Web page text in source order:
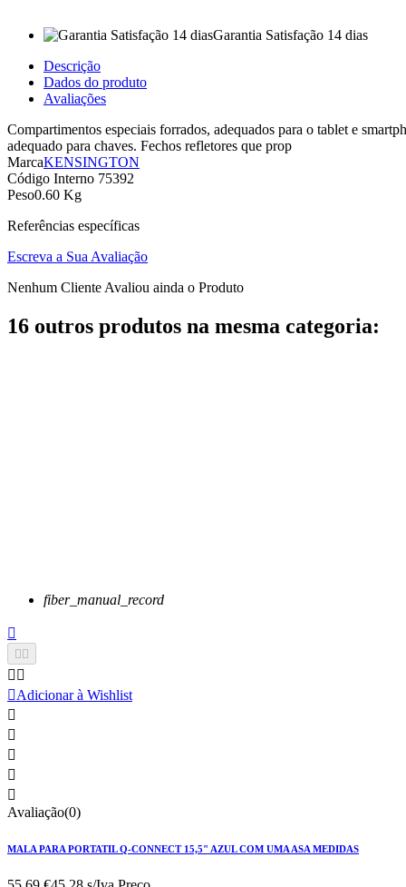
Garantia Satisfação 14 dias
Descrição
Dados do produto
Avaliações
Compartimentos especiais forrados, adequados para o tablet e
adequado para chaves. Fechos refletores que prop
MarcaKENSINGTON
Código Interno 75392
Peso0.60 Kg
Referências específicas
Escreva a Sua Avaliação
Nenhum Cliente Avaliou ainda o Produto
16 outros produtos na mesma categoria:
fiber_manual_record

 
 
Adicionar à Wishlist





Avaliação(0)
MALA PARA PORTATIL Q-CONNECT 15,5" AZUL COM UMA ASA MEDIDAS